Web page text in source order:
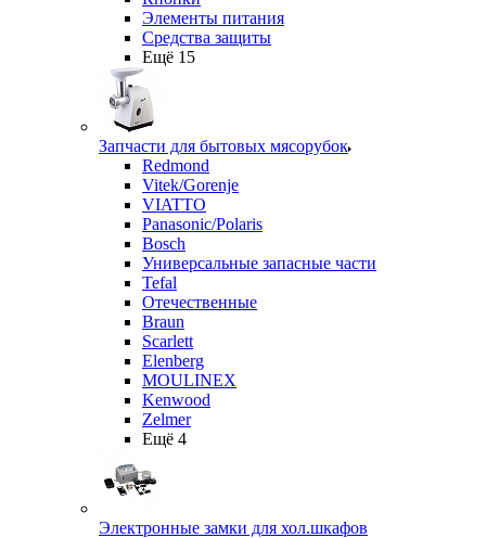
Элементы питания
Средства защиты
Ещё 15
Запчасти для бытовых мясорубок
Redmond
Vitek/Gorenje
VIATTO
Panasonic/Polaris
Bosch
Универсальные запасные части
Tefal
Отечественные
Braun
Scarlett
Elenberg
MOULINEX
Kenwood
Zelmer
Ещё 4
Электронные замки для хол.шкафов